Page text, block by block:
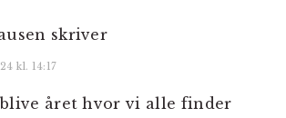
skriver
kl. 14:17
blive året hvor vi alle finder